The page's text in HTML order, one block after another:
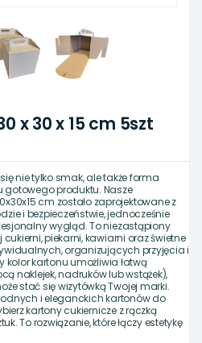
x 30 x 15 cm 5szt
nie tylko smak, ale także forma
produktu. Nasze
cm zostało zaprojektowane z
i bezpieczeństwie, jednocześnie
wygląd. To niezastąpiony
piekarni, kawiarni oraz świetne
organizujących przyjęcia i
kolor kartonu umożliwia łatwą
naklejek, nadruków lub wstążek),
stać się wizytówką Twojej marki.
i eleganckich kartonów do
kartony cukiernicze z rączką
To rozwiązanie, które łączy estetykę